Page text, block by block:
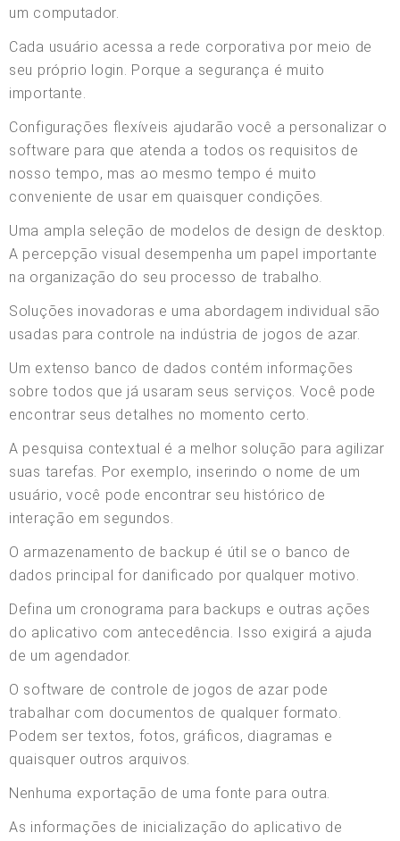
um computador.
Cada usuário acessa a rede corporativa por meio de
seu próprio login. Porque a segurança é muito
importante.
Configurações flexíveis ajudarão você a personalizar o
software para que atenda a todos os requisitos de
nosso tempo, mas ao mesmo tempo é muito
conveniente de usar em quaisquer condições.
Uma ampla seleção de modelos de design de desktop.
A percepção visual desempenha um papel importante
na organização do seu processo de trabalho.
Soluções inovadoras e uma abordagem individual são
usadas para controle na indústria de jogos de azar.
Um extenso banco de dados contém informações
sobre todos que já usaram seus serviços. Você pode
encontrar seus detalhes no momento certo.
A pesquisa contextual é a melhor solução para agilizar
suas tarefas. Por exemplo, inserindo o nome de um
usuário, você pode encontrar seu histórico de
interação em segundos.
O armazenamento de backup é útil se o banco de
dados principal for danificado por qualquer motivo.
Defina um cronograma para backups e outras ações
do aplicativo com antecedência. Isso exigirá a ajuda
de um agendador.
O software de controle de jogos de azar pode
trabalhar com documentos de qualquer formato.
Podem ser textos, fotos, gráficos, diagramas e
quaisquer outros arquivos.
Nenhuma exportação de uma fonte para outra.
As informações de inicialização do aplicativo de